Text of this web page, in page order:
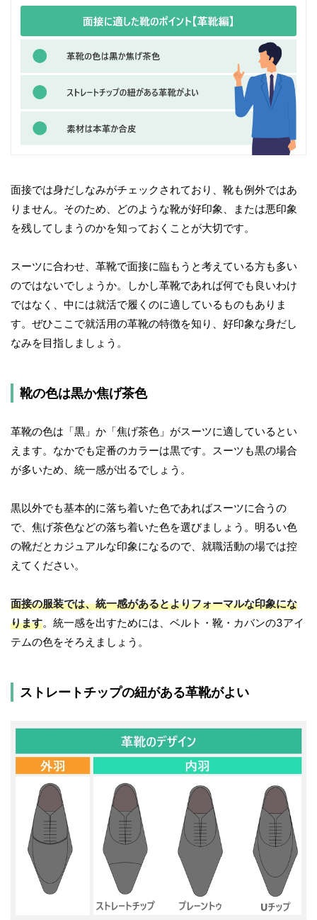
面接では身だしなみがチェックされており、靴も例外ではあ
りません。そのため、どのような靴が好印象、または悪印象
を残してしまうのかを知っておくことが大切です。
スーツに合わせ、革靴で面接に臨もうと考えている方も多い
のではないでしょうか。しかし革靴であれば何でも良いわけ
ではなく、中には就活で履くのに適しているものもありま
す。ぜひここで就活用の革靴の特徴を知り、好印象な身だし
なみを目指しましょう。
靴の色は黒か焦げ茶色
革靴の色は「黒」か「焦げ茶色」がスーツに適しているとい
えます。なかでも定番のカラーは黒です。スーツも黒の場合
が多いため、統一感が出るでしょう。
黒以外でも基本的に落ち着いた色であればスーツに合うの
で、焦げ茶色などの落ち着いた色を選びましょう。明るい色
の靴だとカジュアルな印象になるので、就職活動の場では控
えてください。
面接の服装では、統一感があるとよりフォーマルな印象にな
ります。統一感を出すためには、ベルト・靴・カバンの3アイ
テムの色をそろえましょう。
ストレートチップの紐がある革靴がよい